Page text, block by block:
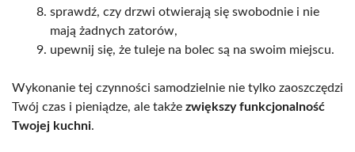
sprawdź, czy drzwi otwierają się swobodnie i nie
mają żadnych zatorów,
upewnij się, że tuleje na bolec są na swoim miejscu.
Wykonanie tej czynności samodzielnie nie tylko zaoszczędzi
Twój czas i pieniądze, ale także zwiększy funkcjonalność
Twojej kuchni.